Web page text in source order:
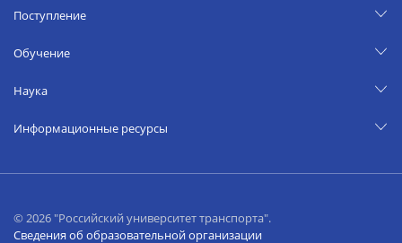
Поступление
Обучение
Наука
Информационные ресурсы
© 2026 "Российский университет транспорта".
Сведения об образовательной организации